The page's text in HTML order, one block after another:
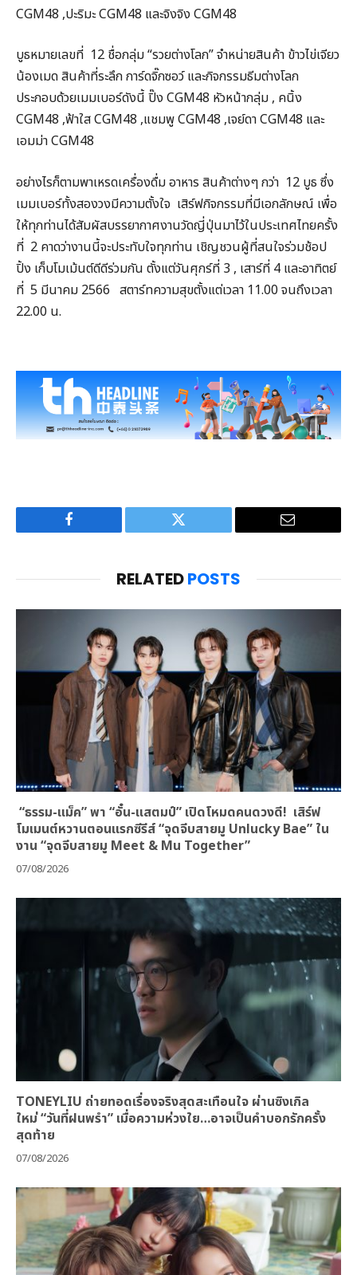
CGM48 ,ปะริมะ CGM48 และจิงจิง CGM48
บูธหมายเลขที่ 12 ชื่อกลุ่ม “รวยต่างโลก” จำหน่ายสินค้า ข้าวไข่เจียว
น้องเมด สินค้าที่ระลึก การ์ดจิ๊กซอว์ และกิจกรรมธีมต่างโลก
ประกอบด้วยเมมเบอร์ดังนี้ ปิ๊ง CGM48 หัวหน้ากลุ่ม , คนิ้ง
CGM48 ,ฟ้าใส CGM48 ,แชมพู CGM48 ,เจย์ดา CGM48 และ
เอมม่า CGM48
อย่างไรก็ตามพาเหรดเครื่องดื่ม อาหาร สินค้าต่างๆ กว่า 12 บูธ ซึ่ง
เมมเบอร์ทั้งสองวงมีความตั้งใจ เสิร์ฟกิจกรรมที่มีเอกลักษณ์ เพื่อ
ให้ทุกท่านได้สัมผัสบรรยากาศงานวัดญี่ปุ่นมาไว้ในประเทศไทยครั้ง
ที่ 2 คาดว่างานนี้จะประทับใจทุกท่าน เชิญชวนผู้ที่สนใจร่วมช้อป
ปิ้ง เก็บโมเม้นต์ดีดีร่วมกัน ตั้งแต่วันศุกร์ที่ 3 , เสาร์ที่ 4 และอาทิตย์
ที่ 5 มีนาคม 2566 สตาร์ทความสุขตั้งแต่เวลา 11.00 จนถึงเวลา
22.00 น.
Facebook Twitter Email
RELATEDPOSTS
“ธรรม-แม็ค” พา “อั๋น-แสตมป์” เปิดโหมดคนดวงดี! เสิร์ฟ
โมเมนต์หวานตอนแรกซีรีส์ “จุดจีบสายมู Unlucky Bae” ใน
งาน “จุดจีบสายมู Meet & Mu Together”
07/08/2026
TONEYLIU ถ่ายทอดเรื่องจริงสุดสะเทือนใจ ผ่านซิงเกิล
ใหม่ “วันที่ฝนพรำ” เมื่อความห่วงใย…อาจเป็นคำบอกรักครั้ง
สุดท้าย
07/08/2026